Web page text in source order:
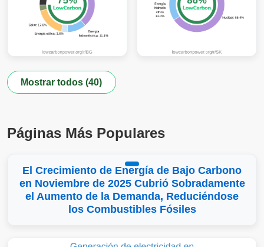
Mostrar todos (40)
Páginas Más Populares
El Crecimiento de Energía de Bajo Carbono
en Noviembre de 2025 Cubrió Sobradamente
el Aumento de la Demanda, Reduciéndose
los Combustibles Fósiles